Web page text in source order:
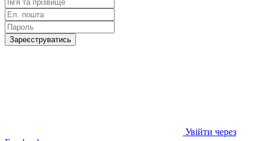
Зареєструватись
Увійти через